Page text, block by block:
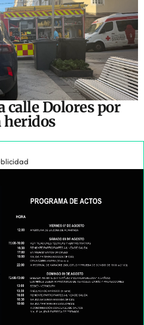
calle Dolores por
heridos